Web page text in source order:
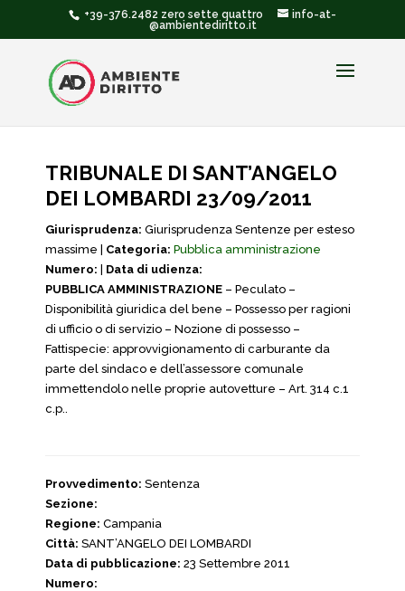
+39-376.2482 zero sette quattro
info-at-
@ambientediritto.it
TRIBUNALE DI SANT’ANGELO
DEI LOMBARDI 23/09/2011
Giurisprudenza: Giurisprudenza Sentenze per esteso
massime | Categoria: Pubblica amministrazione
Numero:
Data di udienza:
PUBBLICA AMMINISTRAZIONE – Peculato –
Disponibilità giuridica del bene – Possesso per ragioni
di ufficio o di servizio – Nozione di possesso –
Fattispecie: approvvigionamento di carburante da
parte del sindaco e dell’assessore comunale
immettendolo nelle proprie autovetture – Art. 314 c.1
c.p..
Provvedimento: Sentenza
Sezione:
Regione: Campania
Città: SANT’ANGELO DEI LOMBARDI
Data di pubblicazione: 23 Settembre 2011
Numero: